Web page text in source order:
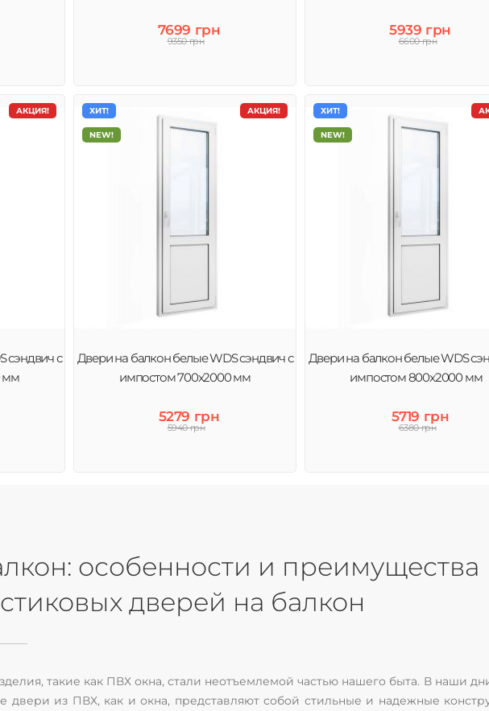
7699 грн
9350 грн
5939 грн
6600 грн
АКЦИЯ!
сэндвич с
мм
АКЦИЯ!
ХИТ!
NEW!
Двери на балкон белые WDS сэндвич с
импостом 700x2000 мм
5279 грн
5940 грн
ХИТ!
NEW!
Двери на балкон белые WDS
импостом 800x2000 мм
5719 грн
6380 грн
особенности и преимущества
дверей на балкон
такие как ПВХ окна, стали неотъемлемой частью нашего быта. В наши
двери из ПВХ, как и окна, представляют собой стильные и надежные